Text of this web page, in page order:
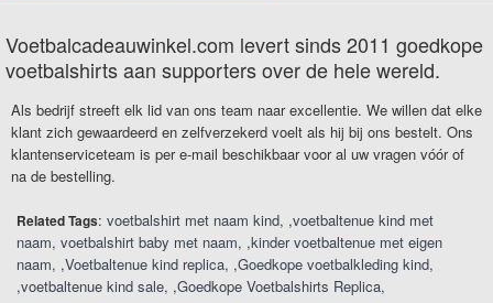
Voetbalcadeauwinkel.com levert sinds 2011 goedkope
voetbalshirts aan supporters over de hele wereld.
Als bedrijf streeft elk lid van ons team naar excellentie. We willen dat elke
klant zich gewaardeerd en zelfverzekerd voelt als hij bij ons bestelt. Ons
klantenserviceteam is per e-mail beschikbaar voor al uw vragen vóór of
na de bestelling.
Related Tags: voetbalshirt met naam kind ,voetbaltenue kind met
naam voetbalshirt baby met naam ,kinder voetbaltenue met eigen
naam ,Voetbaltenue kind replica ,Goedkope voetbalkleding kind
,voetbaltenue kind sale ,Goedkope Voetbalshirts Replica